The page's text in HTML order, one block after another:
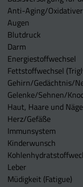
Anti-Aging/
Augen
Blutdruck
Darm
Energiestoffwechsel
Fettstoffwechsel
Gehirn/Gedächtnis/
Gelenke/Sehnen/
Haut, Haare und
Herz/Gefäße
Immunsystem
Kinderwunsch
Leber
Müdigkeit (Fatigue)